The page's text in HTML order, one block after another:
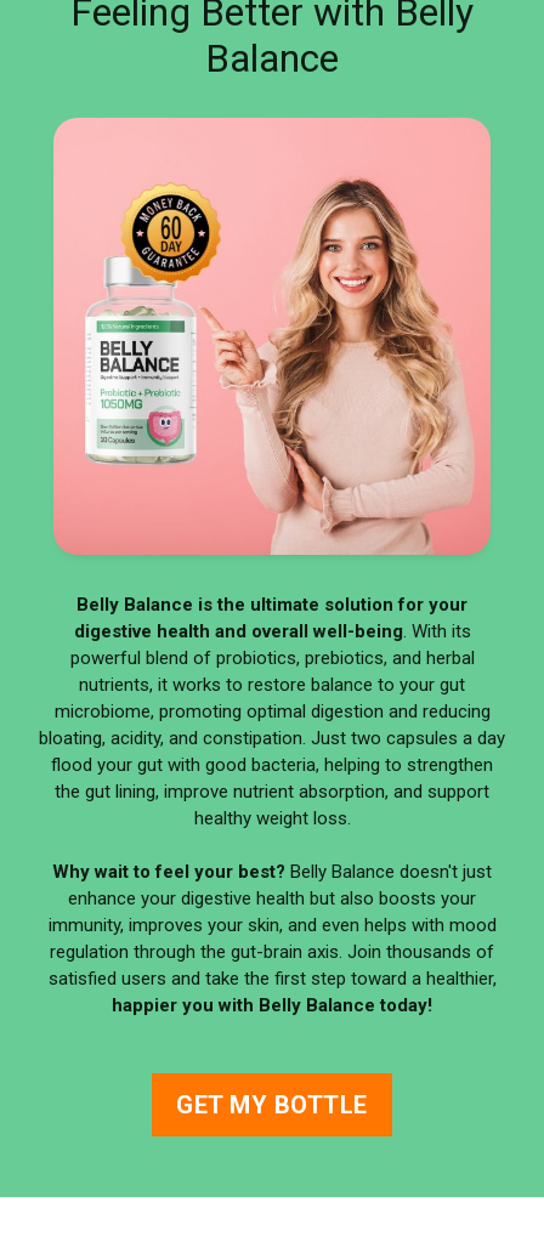
Feeling Better with Belly
Balance
Belly Balance is the ultimate solution for your
digestive health and overall well-being. With its
powerful blend of probiotics, prebiotics, and herbal
nutrients, it works to restore balance to your gut
microbiome, promoting optimal digestion and reducing
bloating, acidity, and constipation. Just two capsules a day
flood your gut with good bacteria, helping to strengthen
the gut lining, improve nutrient absorption, and support
healthy weight loss.
Why wait to feel your best? Belly Balance doesn't just
enhance your digestive health but also boosts your
immunity, improves your skin, and even helps with mood
regulation through the gut-brain axis. Join thousands of
satisfied users and take the first step toward a healthier,
happier you with Belly Balance today!
GET MY BOTTLE